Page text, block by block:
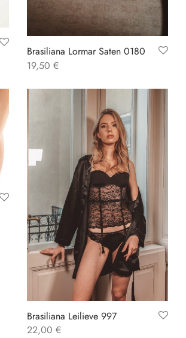
Brasiliana Lormar Saten 0180
19,50 €
Brasiliana Leilieve 997
22,00 €